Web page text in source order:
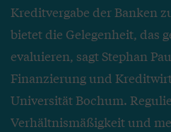
Kreditvergabe der Banken
bietet die Gelegenheit, das
evaluieren, sagt Stephan
Finanzierung und
Universität Bochum.
Verhältnismäßigkeit und